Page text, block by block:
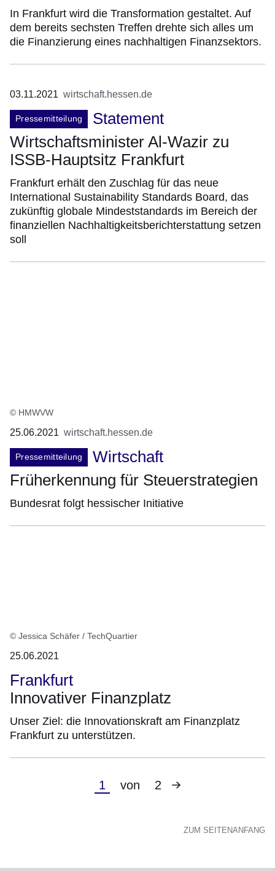
In Frankfurt wird die Transformation gestaltet. Auf
dem bereits sechsten Treffen drehte sich alles um
die Finanzierung eines nachhaltigen Finanzsektors.
03.11.2021 wirtschaft.hessen.de
Pressemitteilung
Statement
Wirtschaftsminister Al-Wazir zu
ISSB-Hauptsitz Frankfurt
Frankfurt erhält den Zuschlag für das neue
International Sustainability Standards Board, das
zukünftig globale Mindeststandards im Bereich der
finanziellen Nachhaltigkeitsberichterstattung setzen
soll
© HMWVW
25.06.2021 wirtschaft.hessen.de
Pressemitteilung
Wirtschaft
Früherkennung für Steuerstrategien
Bundesrat folgt hessischer Initiative
© Jessica Schäfer / TechQuartier
25.06.2021
Frankfurt
Innovativer Finanzplatz
Unser Ziel: die Innovationskraft am Finanzplatz
Frankfurt zu unterstützen.
Aktuelle
1 von 2
Nächste
ZUM SEITENANFANG